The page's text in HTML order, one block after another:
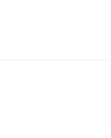
布其失去与HP
的股票。当
一共购买了